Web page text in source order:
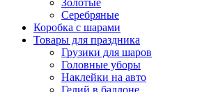
Золотые
Серебряные
Коробка с шарами
Товары для праздника
Грузики для шаров
Головные уборы
Наклейки на авто
Гелий в баллоне